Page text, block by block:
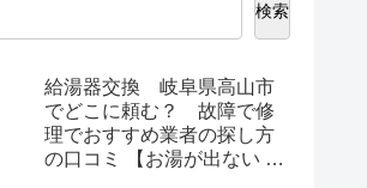
検索
給湯器交換 岐阜県高山市
でどこに頼む？ 故障で修
理でおすすめ業者の探し方
の口コミ 【お湯が出ない 水